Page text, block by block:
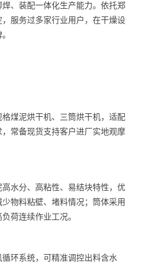
、装配一体化生产能力。依托郑
服务过多家行业用户，在干燥设
煤泥烘干机、三筒烘干机，适配
常备现货支持客户进厂实地观摩
水分、高粘性、易结块特性，优
物料粘壁、堵料情况；筒体采用
荷连续作业工况。
环系统，可精准调控出料含水